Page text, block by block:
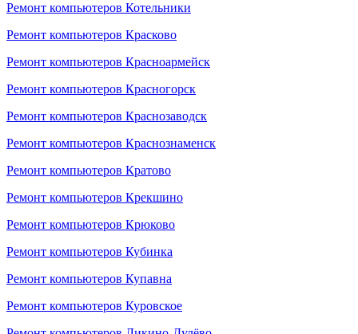
Ремонт компьютеров Котельники
Ремонт компьютеров Красково
Ремонт компьютеров Красноармейск
Ремонт компьютеров Красногорск
Ремонт компьютеров Краснозаводск
Ремонт компьютеров Краснознаменск
Ремонт компьютеров Кратово
Ремонт компьютеров Крекшино
Ремонт компьютеров Крюково
Ремонт компьютеров Кубинка
Ремонт компьютеров Купавна
Ремонт компьютеров Куровское